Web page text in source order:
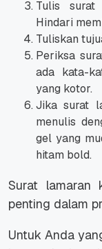
Tulis surat
Hindari
Tuliskan
Periksa
ada kata-
yang kotor.
Jika surat
menulis
gel yang
hitam bold.
Surat lamaran
penting dalam
Untuk Anda